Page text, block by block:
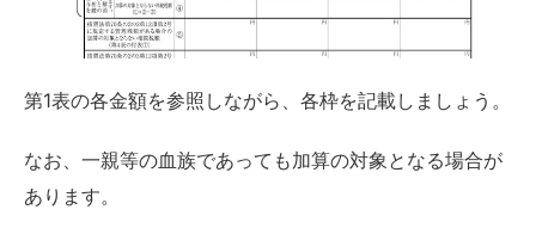
第1表の各金額を参照しながら、各枠を記載しましょう。
なお、一親等の血族であっても加算の対象となる場合が
あります。